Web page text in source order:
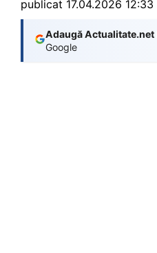
publicat 17.04.2026 12:33
Adaugă Actualitate.net
Google